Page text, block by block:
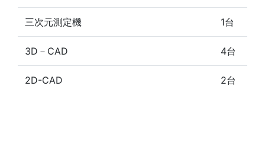
三次元測定機 1台
3D－CAD 4台
2D-CAD 2台